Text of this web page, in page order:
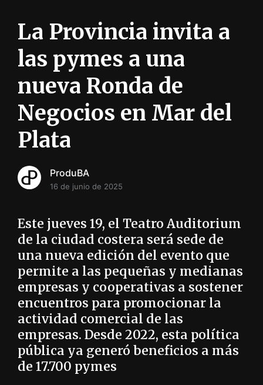
ó
n
La Provincia invita a
las pymes a una
nueva Ronda de
Negocios en Mar del
Plata
ProduBA
16 de junio de 2025
Este jueves 19, el Teatro Auditorium
de la ciudad costera será sede de
una nueva edición del evento que
permite a las pequeñas y medianas
empresas y cooperativas a sostener
encuentros para promocionar la
actividad comercial de las
empresas. Desde 2022, esta política
pública ya generó beneficios a más
de 17.700 pymes